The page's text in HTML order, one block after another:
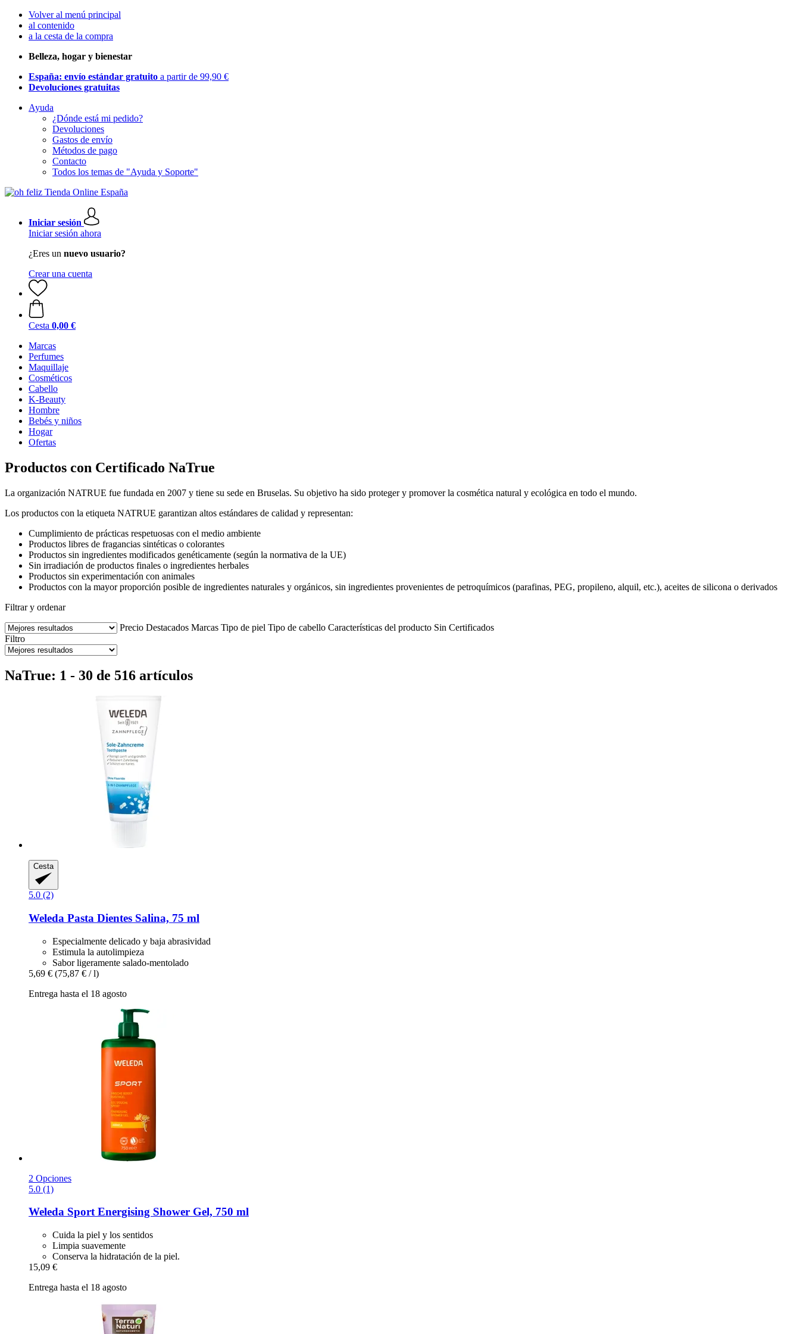
Volver al menú principal
al contenido
a la cesta de la compra
Belleza, hogar y bienestar
España: envío estándar gratuito a partir de 99,90 €
Devoluciones gratuitas
Ayuda
¿Dónde está mi pedido?
Devoluciones
Gastos de envío
Métodos de pago
Contacto
Todos los temas de "Ayuda y Soporte"
Iniciar sesión
Iniciar sesión ahora
¿Eres un nuevo usuario?
Crear una cuenta
Cesta 0,00 €
Marcas
Perfumes
Maquillaje
Cosméticos
Cabello
K-Beauty
Hombre
Bebés y niños
Hogar
Ofertas
Productos con Certificado NaTrue
La organización NATRUE fue fundada en 2007 y tiene su sede en Bruselas. Su objetivo ha sido proteger y promover la cosmética natural y ecológica en todo el mundo.
Los productos con la etiqueta NATRUE garantizan altos estándares de calidad y representan:
Cumplimiento de prácticas respetuosas con el medio ambiente
Productos libres de fragancias sintéticas o colorantes
Productos sin ingredientes modificados genéticamente (según la normativa de la UE)
Sin irradiación de productos finales o ingredientes herbales
Productos sin experimentación con animales
Productos con la mayor proporción posible de ingredientes naturales y orgánicos, sin ingredientes provenientes de petroquímicos (parafinas, PEG, propileno, alquil, etc.), aceites de silicona o derivados
Filtrar y ordenar
Precio Destacados Marcas Tipo de piel Tipo de cabello Características del producto Sin Certificados
Filtro
NaTrue: 1 - 30 de 516 artículos
Cesta
5.0 (2)
Weleda Pasta Dientes Salina, 75 ml
Especialmente delicado y baja abrasividad
Estimula la autolimpieza
Sabor ligeramente salado-mentolado
5,69 € (75,87 € / l)
Entrega hasta el 18 agosto
2 Opciones
5.0 (1)
Weleda Sport Energising Shower Gel, 750 ml
Cuida la piel y los sentidos
Limpia suavemente
Conserva la hidratación de la piel.
15,09 €
Entrega hasta el 18 agosto